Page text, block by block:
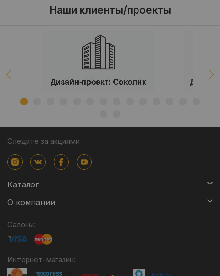
Наши клиенты/проекты
Следите за акциями
Каталог
О компании
Салоны:
Интернет-магазин: